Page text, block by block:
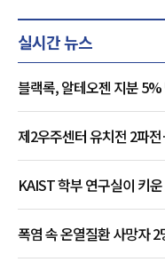
실시간 뉴스
블랙록, 알테오젠 지분
제2우주센터 유치전 2파
KAIST 학부 연구실이 키
폭염 속 온열질환 사망자